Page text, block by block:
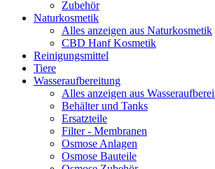
Zubehör
Naturkosmetik
Alles anzeigen aus Naturkosmetik
CBD Hanf Kosmetik
Reinigungsmittel
Tiere
Wasseraufbereitung
Alles anzeigen aus
Behälter und Tanks
Ersatzteile
Filter - Membranen
Osmose Anlagen
Osmose Bauteile